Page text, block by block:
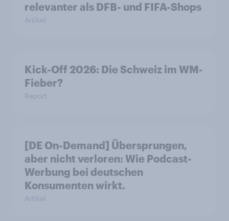
relevanter als DFB- und FIFA-Shops
Artikel
Kick-Off 2026: Die Schweiz im WM-
Fieber?​
Report
[DE On-Demand] Übersprungen,
aber nicht verloren: Wie Podcast-
Werbung bei deutschen
Konsumenten wirkt.
Artikel